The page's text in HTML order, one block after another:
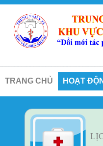
TRANG CHỦ HOẠT